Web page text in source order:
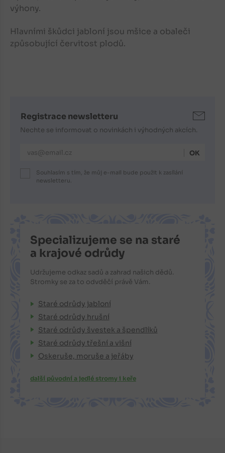
výhony.
Hlavními škůdci jabloní jsou mšice a obaleči
způsobující červitost plodů.
Registrace newsletteru
Nechte se informovat o novinkách i výhodných akcích.
E-mailová adresa
Souhlasím s tím, že můj e-mail bude použit k zasílání
newsletteru.
Specializujeme se na staré
a krajové odrůdy
Udržujeme odkaz sadů a zahrad našich dědů.
Stromky se za to odvděčí právě Vám.
Staré odrůdy jabloní
Staré odrůdy hrušní
Staré odrůdy švestek a špendlíků
Staré odrůdy třešní a višní
Oskeruše, moruše a jeřáby
další původní a jedlé stromy i keře